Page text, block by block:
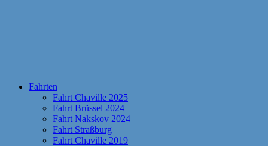
Fahrten
Fahrt Chaville 2025
Fahrt Brüssel 2024
Fahrt Nakskov 2024
Fahrt Straßburg
Fahrt Chaville 2019